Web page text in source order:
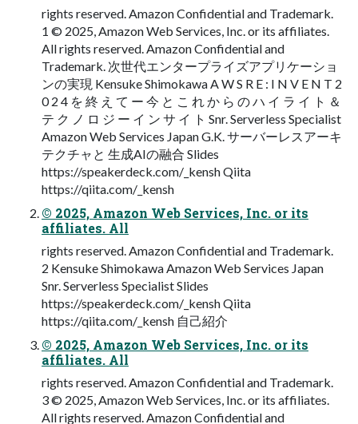
rights reserved. Amazon Confidential and Trademark.
1 © 2025, Amazon Web Services, Inc. or its affiliates.
All rights reserved. Amazon Confidential and
Trademark. 次世代エンタープライズアプリケーショ
ンの実現 Kensuke Shimokawa A W S R E : I N V E N T 2
0 2 4 を 終 え て ー 今 と こ れ か ら の ハ イ ラ イ ト ＆
テ ク ノ ロ ジ ー イ ン サ イ ト Snr. Serverless Specialist
Amazon Web Services Japan G.K. サーバーレスアーキ
テクチャと 生成AIの融合 Slides
https://speakerdeck.com/_kensh Qiita
https://qiita.com/_kensh
© 2025, Amazon Web Services, Inc. or its
affiliates. All
rights reserved. Amazon Confidential and Trademark.
2 Kensuke Shimokawa Amazon Web Services Japan
Snr. Serverless Specialist Slides
https://speakerdeck.com/_kensh Qiita
https://qiita.com/_kensh ⾃⼰紹介
© 2025, Amazon Web Services, Inc. or its
affiliates. All
rights reserved. Amazon Confidential and Trademark.
3 © 2025, Amazon Web Services, Inc. or its affiliates.
All rights reserved. Amazon Confidential and